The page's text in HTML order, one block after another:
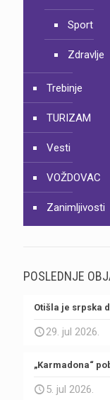
Sport
Zdravlje
Trebinje
TURIZAM
Vesti
VOŽDOVAC
Zanimljivosti
POSLEDNJE
Otišla je srpska
29. jul 2026.
„Karmadona“
5. jul 2026.